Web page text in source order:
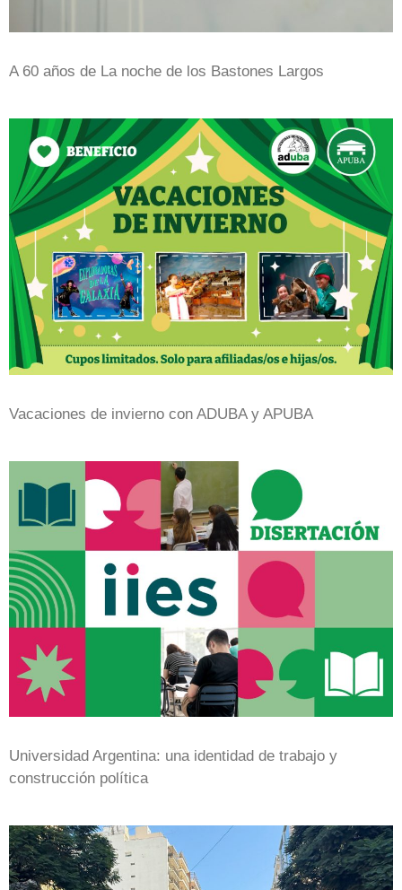
A 60 años de La noche de los Bastones Largos
Vacaciones de invierno con ADUBA y APUBA
Universidad Argentina: una identidad de trabajo y
construcción política